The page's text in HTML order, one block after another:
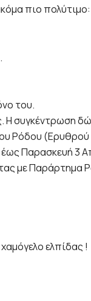
πιο
του.
Η συγκέντρωση
Ρόδου
Παρασκευή 3
με Παράρτημα
ελπίδας !